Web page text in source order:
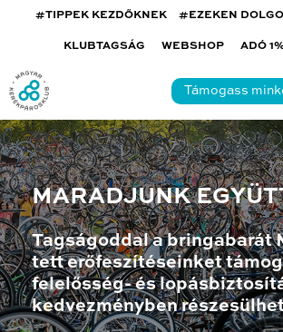
#TIPPEK KEZDŐKNEK #EZEKEN
KLUBTAGSÁG WEBSHOP ADÓ
Támogass
MARADJUNK
Tagságoddal a bringabarát
tett erőfeszítéseinket
felelősség- és
kedvezményben